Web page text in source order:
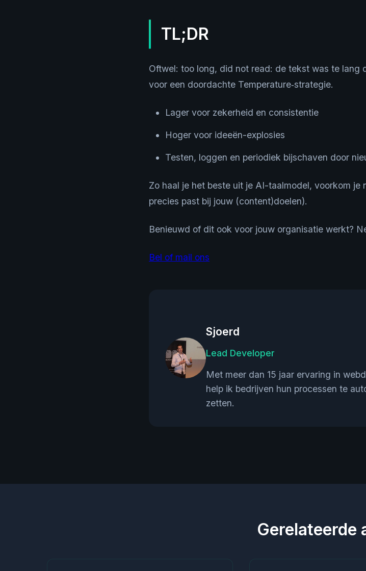
TL;DR
Oftwel: too long, did not read: de tekst was te lang
voor een doordachte Temperature‑strategie.
Lager voor zekerheid en consistentie
Hoger voor ideeën-explosies
Testen, loggen en periodiek bijschaven door
Zo haal je het beste uit je AI-taalmodel, voorkom je
precies past bij jouw (content)doelen).
Benieuwd of dit ook voor jouw organisatie werkt?
Bel of mail ons
Sjoerd
Lead Developer
Met meer dan 15 jaar ervaring in
help ik bedrijven hun processen te
zetten.
Gerelateerde